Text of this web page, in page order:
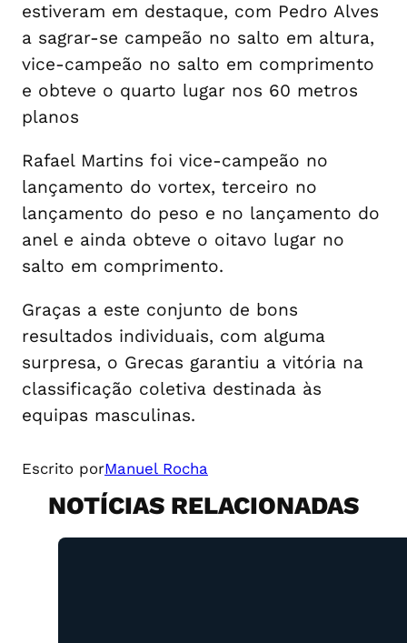
estiveram em destaque, com Pedro Alves
a sagrar-se campeão no salto em altura,
vice-campeão no salto em comprimento
e obteve o quarto lugar nos 60 metros
planos
Rafael Martins foi vice-campeão no
lançamento do vortex, terceiro no
lançamento do peso e no lançamento do
anel e ainda obteve o oitavo lugar no
salto em comprimento.
Graças a este conjunto de bons
resultados individuais, com alguma
surpresa, o Grecas garantiu a vitória na
classificação coletiva destinada às
equipas masculinas.
Escrito porManuel Rocha
NOTÍCIAS RELACIONADAS